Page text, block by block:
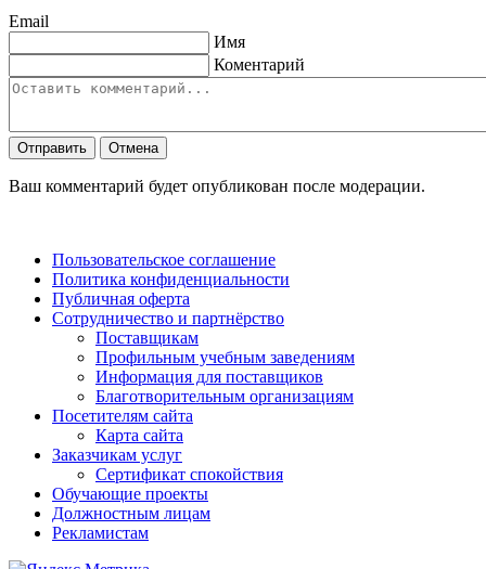
Email
Имя
Коментарий
Отправить Отмена
Ваш комментарий будет опубликован после модерации.
Пользовательское соглашение
Политика конфиденциальности
Публичная оферта
Сотрудничество и партнёрство
Поставщикам
Профильным учебным заведениям
Информация для поставщиков
Благотворительным организациям
Посетителям сайта
Карта сайта
Заказчикам услуг
Сертификат спокойствия
Обучающие проекты
Должностным лицам
Рекламистам